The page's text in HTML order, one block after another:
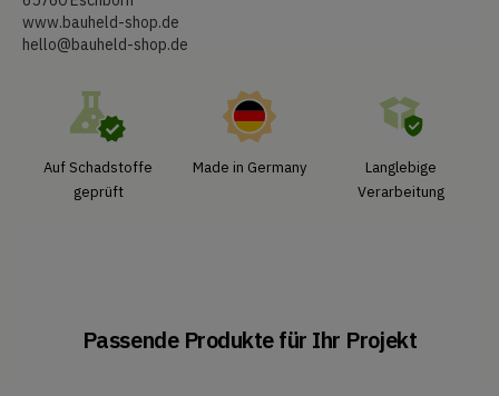
www.bauheld-shop.de
hello@bauheld-shop.de
Auf Schadstoffe
geprüft
Made in Germany
Langlebige
Verarbeitung
Passende Produkte für Ihr Projekt